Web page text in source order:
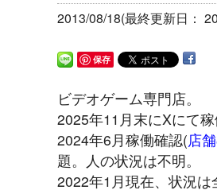
2013/08/18(最終更新日：
保存
ビデオゲーム専門店。
2025年11月末にXにて
2024年6月稼働確認(店
題。人の状況は不明。
2022年1月現在、状況は